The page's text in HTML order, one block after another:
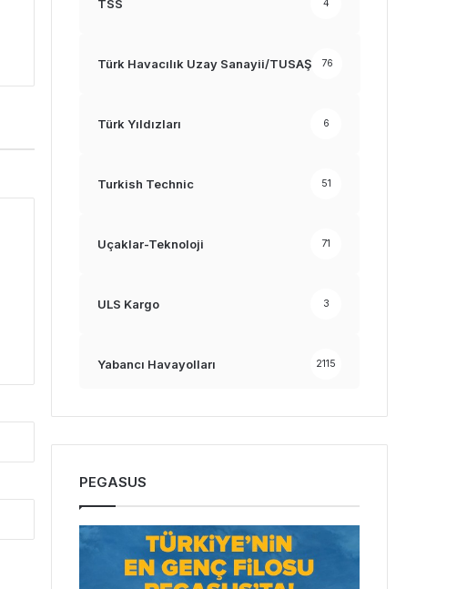
TSS 4
Türk Havacılık Uzay Sanayii/TUSAŞ 76
Türk Yıldızları 6
Turkish Technic 51
Uçaklar-Teknoloji 71
ULS Kargo 3
Yabancı Havayolları 2115
PEGASUS